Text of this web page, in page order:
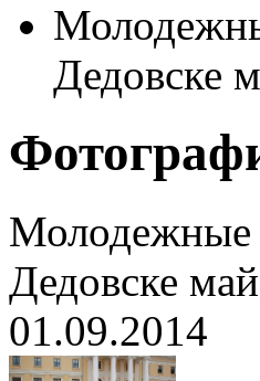
Дедовске
Молодежные
Дедовске
01.09.2014